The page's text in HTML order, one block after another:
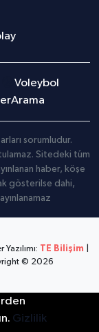
Voleybol
Arama
sorumludur.
Sitedeki tüm
haber, köşe
gösterilse dahi,
Yazılımı: TE Bilişim
© 2026
Gizlilik